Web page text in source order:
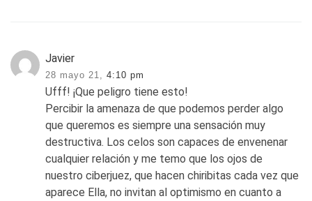
Javier
28 mayo 21, 4:10 pm
Ufff! ¡Que peligro tiene esto!
Percibir la amenaza de que podemos perder algo
que queremos es siempre una sensación muy
destructiva. Los celos son capaces de envenenar
cualquier relación y me temo que los ojos de
nuestro ciberjuez, que hacen chiribitas cada vez que
aparece Ella, no invitan al optimismo en cuanto a